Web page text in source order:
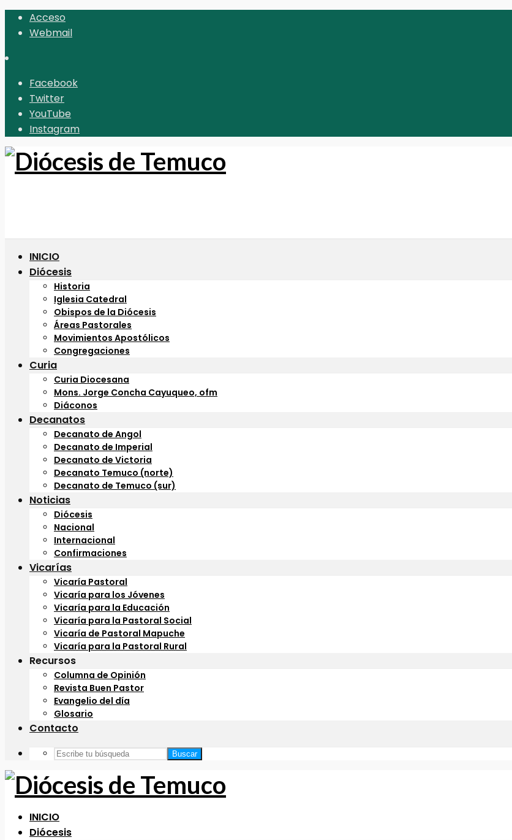
Acceso
Webmail
Facebook
Twitter
YouTube
Instagram
INICIO
Diócesis
Historia
Iglesia Catedral
Obispos de la Diócesis
Áreas Pastorales
Movimientos Apostólicos
Congregaciones
Curia
Curia Diocesana
Mons. Jorge Concha Cayuqueo, ofm
Diáconos
Decanatos
Decanato de Angol
Decanato de Imperial
Decanato de Victoria
Decanato Temuco (norte)
Decanato de Temuco (sur)
Noticias
Diócesis
Nacional
Internacional
Confirmaciones
Vicarías
Vicaría Pastoral
Vicaría para los Jóvenes
Vicaría para la Educación
Vicaría para la Pastoral Social
Vicaría de Pastoral Mapuche
Vicaría para la Pastoral Rural
Recursos
Columna de Opinión
Revista Buen Pastor
Evangelio del día
Glosario
Contacto
Buscar
INICIO
Diócesis